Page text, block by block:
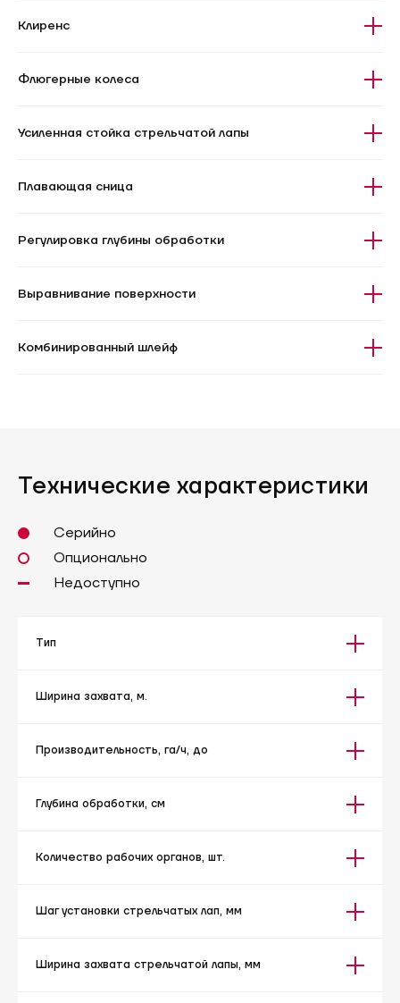
Клиренс
Флюгерные колеса
Усиленная стойка стрельчатой лапы
Плавающая сница
Регулировка глубины обработки
Выравнивание поверхности
Комбинированный шлейф
Технические характеристики
Серийно
Опционально
Недоступно
Тип
Ширина захвата, м.
Производительность, га/ч, до
Глубина обработки, см
Количество рабочих органов, шт.
Шаг установки стрельчатых лап, мм
Ширина захвата стрельчатой лапы, мм